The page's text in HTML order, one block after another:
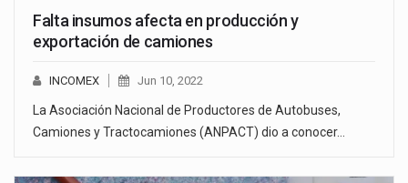
Falta insumos afecta en producción y
exportación de camiones
INCOMEX Jun 10, 2022
La Asociación Nacional de Productores de Autobuses,
Camiones y Tractocamiones (ANPACT) dio a conocer…